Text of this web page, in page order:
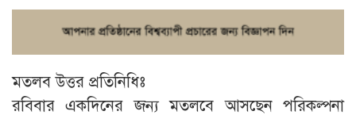
মতলব উত্তর প্রতিনিধিঃ
রবিবার একদিনের জন্য মতলবে আসছেন পরিকল্পনা